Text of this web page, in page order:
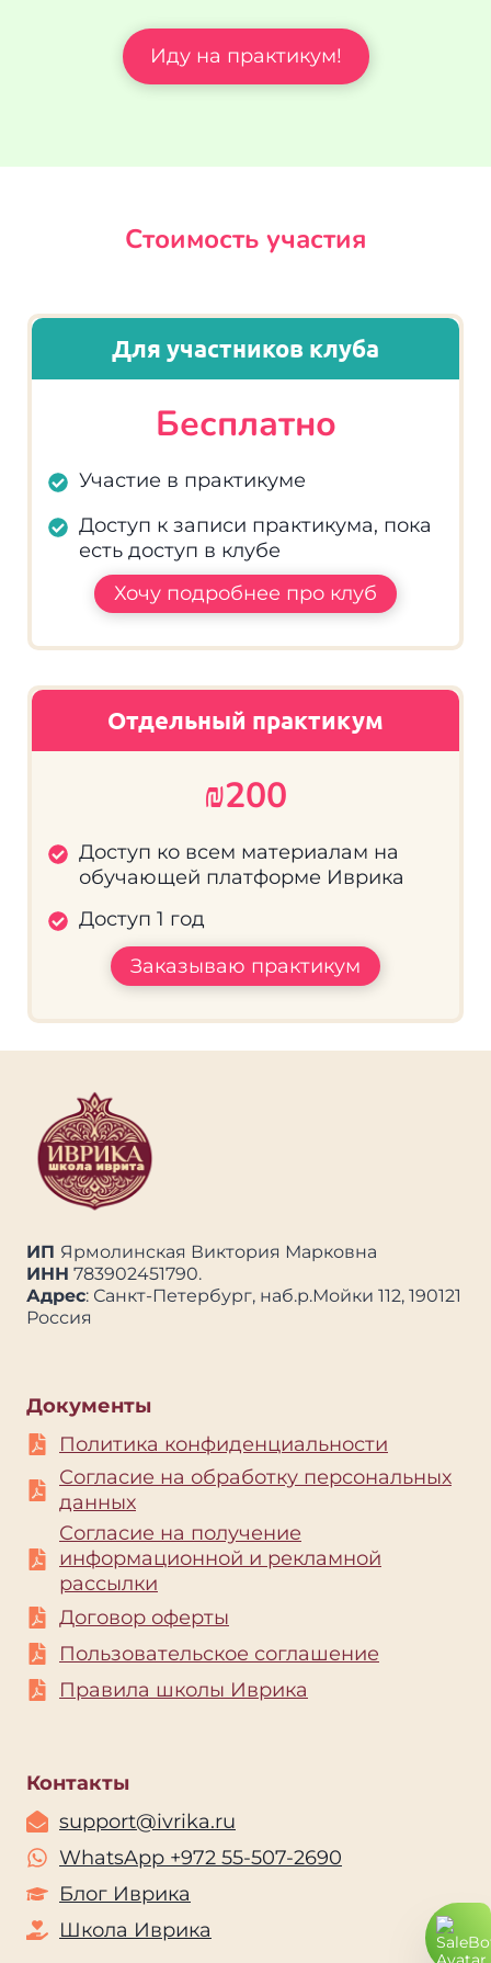
Иду на практикум!
Стоимость участия
Для участников клуба
Бесплатно
Участие в практикуме
Доступ к записи практикума, пока
есть доступ в клубе
Хочу подробнее про клуб
Отдельный практикум
₪200
Доступ ко всем материалам на
обучающей платформе Иврика
Доступ 1 год
Заказываю практикум
ИП Ярмолинская Виктория Марковна
ИНН 783902451790.
Адрес: Санкт-Петербург, наб.р.Мойки 112, 190121
Россия
Документы
Политика конфиденциальности
Согласие на обработку персональных
данных
Согласие на получение
информационной и рекламной
рассылки
Договор оферты
Пользовательское соглашение
Правила школы Иврика
Контакты
support@ivrika.ru
WhatsApp +972 55-507-2690
Блог Иврика
Школа Иврика